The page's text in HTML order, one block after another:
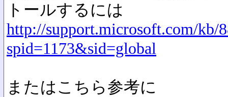
トールするには
http://support.microsoft.com/kb/
spid=1173&sid=global
またはこちら参考に